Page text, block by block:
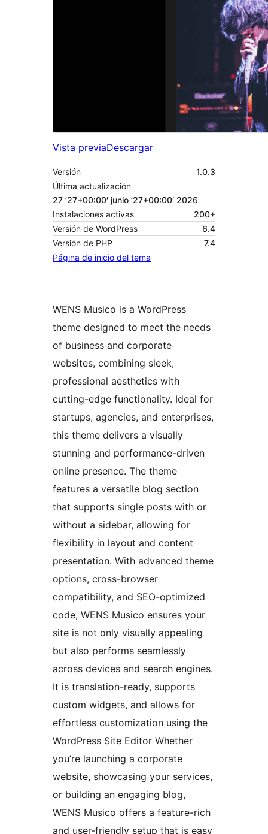
Vista previaDescargar
Versión
1.0.3
Última actualización
27 ’27+00:00′ junio ’27+00:00′ 2026
Instalaciones activas
200+
Versión de WordPress
6.4
Versión de PHP
7.4
Página de inicio del tema
WENS Musico is a WordPress
theme designed to meet the needs
of business and corporate
websites, combining sleek,
professional aesthetics with
cutting-edge functionality. Ideal for
startups, agencies, and enterprises,
this theme delivers a visually
stunning and performance-driven
online presence. The theme
features a versatile blog section
that supports single posts with or
without a sidebar, allowing for
flexibility in layout and content
presentation. With advanced theme
options, cross-browser
compatibility, and SEO-optimized
code, WENS Musico ensures your
site is not only visually appealing
but also performs seamlessly
across devices and search engines.
It is translation-ready, supports
custom widgets, and allows for
effortless customization using the
WordPress Site Editor Whether
you’re launching a corporate
website, showcasing your services,
or building an engaging blog,
WENS Musico offers a feature-rich
and user-friendly setup that is easy